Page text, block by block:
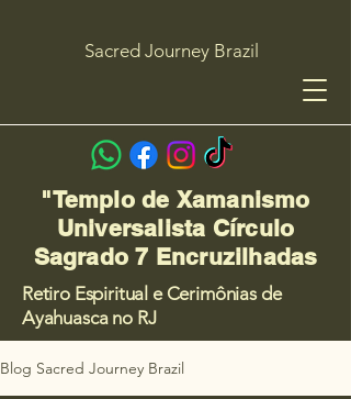
Sacred Journey Brazil
Retiro Espiritual e Cerimônias de
Ayahuasca no RJ
"Templo de Xamanismo
Universalista Círculo
Sagrado 7 Encruzilhadas
Blog Sacred Journey Brazil